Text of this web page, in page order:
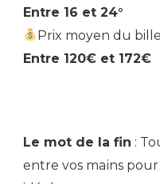
Entre 16 et 24°
Prix moyen du
Entre 120€ et 172€
Le mot de la fin :
entre vos mains